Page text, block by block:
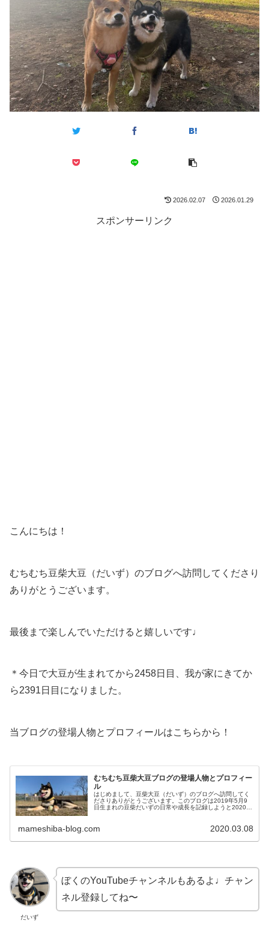
2026.02.07 2026.01.29
スポンサーリンク
こんにちは！
むちむち豆柴大豆（だいず）のブログへ訪問してくださり
ありがとうございます。
最後まで楽しんでいただけると嬉しいです♩
＊今日で大豆が生まれてから2458日目、我が家にきてか
ら2391日目になりました。
当ブログの登場人物とプロフィールはこちらから！
むちむち豆柴大豆ブログの登場人物とプロフィー
ル
はじめまして、豆柴大豆（だいず）のブログへ訪問してく
ださりありがとうございます。このブログは2019年5月9
日生まれの豆柴だいずの日常や成長を記録しようと2020年
mameshiba-blog.com 2020.03.08
だいず
ぼくのYouTubeチャンネルもあるよ♩チャン
ネル登録してね〜